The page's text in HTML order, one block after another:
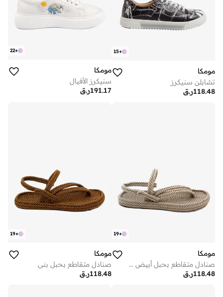
+
15
مومكا
تشابلن سنيكرز
ر.ق118.48
+
22
مومكا
سنيكرز الأفيال
ر.ق191.17
+
19
مومكا
صنادل متقاطع بحبل أبيض عاجي
ر.ق118.48
+
19
مومكا
صنادل متقاطع بحبل بني
ر.ق118.48